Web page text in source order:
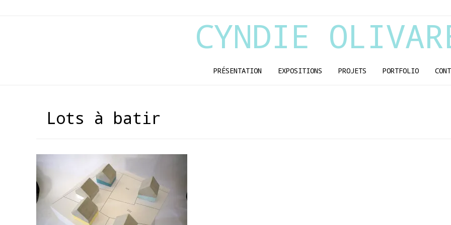
CYNDIE
PRÉSENTATION EXPOSITIONS PROJETS PORTFOLIO
Lots à batir